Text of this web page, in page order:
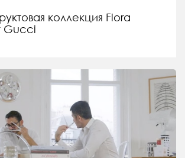
коллекция Flora
Gucci